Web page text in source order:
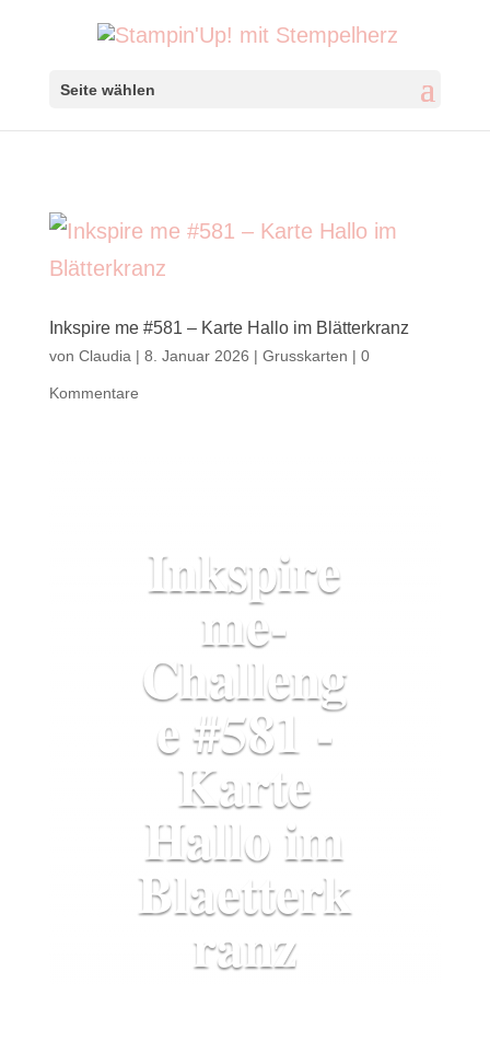
Seite wählen
Inkspire me #581 – Karte Hallo im Blätterkranz
von Claudia | 8. Januar 2026 | Grusskarten | 0
Kommentare
Inkspire
me-
Challeng
e #581 -
Karte
Hallo im
Blaetterk
ranz